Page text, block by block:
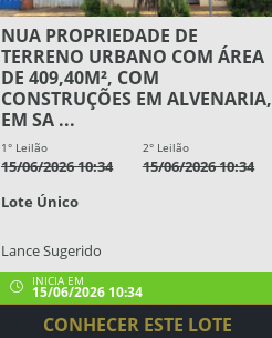
NUA PROPRIEDADE DE
TERRENO URBANO COM ÁREA
DE 409,40M², COM
CONSTRUÇÕES EM ALVENARIA,
EM SA ...
1° Leilão
15/06/2026 10:34
2° Leilão
15/06/2026 10:34
Lote Único
Lance Sugerido
INICIA EM
15/06/2026 10:34
CONHECER ESTE LOTE